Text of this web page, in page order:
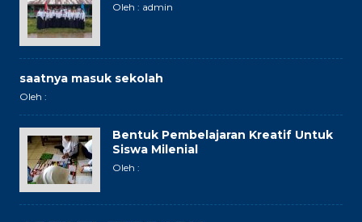
Oleh : admin
saatnya masuk sekolah
Oleh :
Bentuk Pembelajaran Kreatif Untuk
Siswa Milenial
Oleh :